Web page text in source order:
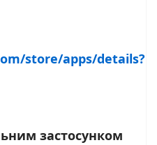
store/apps/details?
застосунком